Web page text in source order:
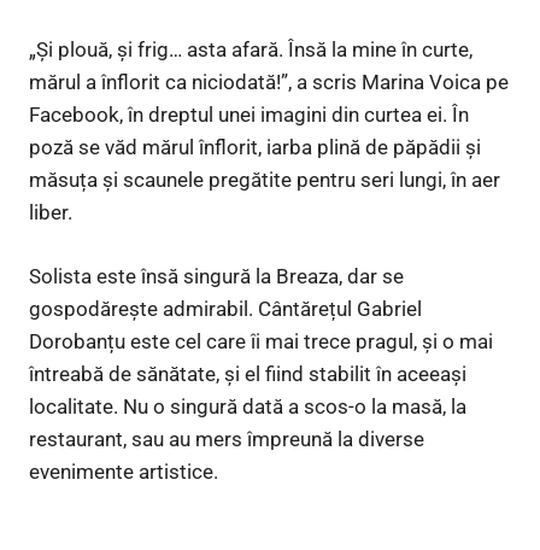
„Și plouă, și frig… asta afară. Însă la mine în curte,
mărul a înflorit ca niciodată!”, a scris Marina Voica pe
Facebook, în dreptul unei imagini din curtea ei. În
poză se văd mărul înflorit, iarba plină de păpădii și
măsuța și scaunele pregătite pentru seri lungi, în aer
liber.
Solista este însă singură la Breaza, dar se
gospodărește admirabil. Cântărețul Gabriel
Dorobanțu este cel care îi mai trece pragul, și o mai
întreabă de sănătate, și el fiind stabilit în aceeași
localitate. Nu o singură dată a scos-o la masă, la
restaurant, sau au mers împreună la diverse
evenimente artistice.